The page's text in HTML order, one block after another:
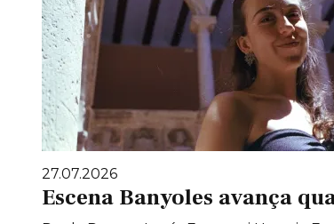
27.07.2026
Escena Banyoles avança